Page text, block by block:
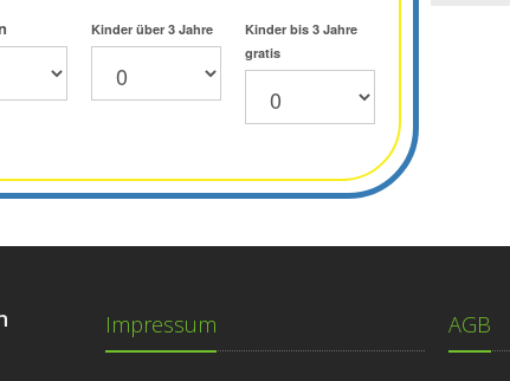
Kinder über 3 Jahre
Kinder bis 3 Jahre
gratis
Impressum AGB